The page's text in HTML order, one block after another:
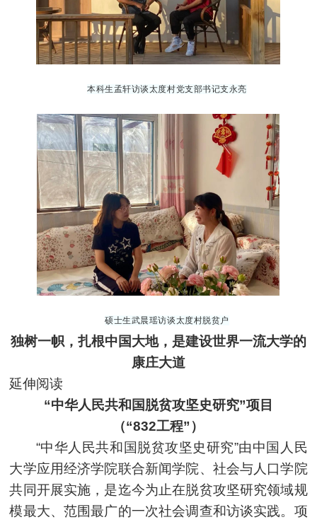
本科生孟轩访谈太度村党支部书记支永亮
硕士生武晨瑶访谈太度村脱贫户
独树一帜，扎根中国大地，是建设世界一流大学的
康庄大道
延伸阅读
“中华人民共和国脱贫攻坚史研究”项目
（“832工程”）
“中华人民共和国脱贫攻坚史研究”由中国人民
大学应用经济学院联合新闻学院、社会与人口学院
共同开展实施，是迄今为止在脱贫攻坚研究领域规
模最大、范围最广的一次社会调查和访谈实践。项